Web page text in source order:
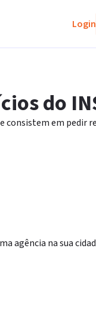
Login
do
consistem em pedir
agência na sua